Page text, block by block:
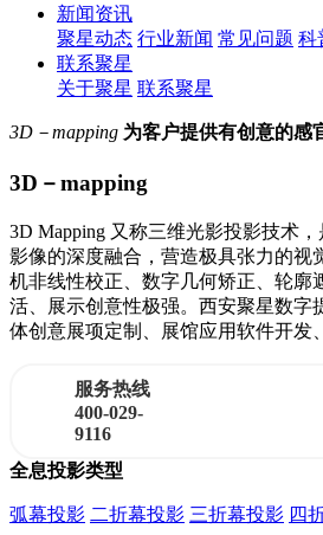
新闻资讯
聚星动态 行业新闻 常见问题 科
联系聚星
关于聚星 联系聚星
3D－mapping 为客户提供有创意的感
3D－mapping
3D Mapping 又称三维光影投影技术
影像的深度融合，营造极具张力的视
机非线性校正、数字几何矫正、轮廓
活、展示创意性极强。西安聚星数字
体创意展项定制、展馆应用软件开发
服务热线
400-029-
9116
全息投影类型
弧幕投影 二折幕投影 三折幕投影 四